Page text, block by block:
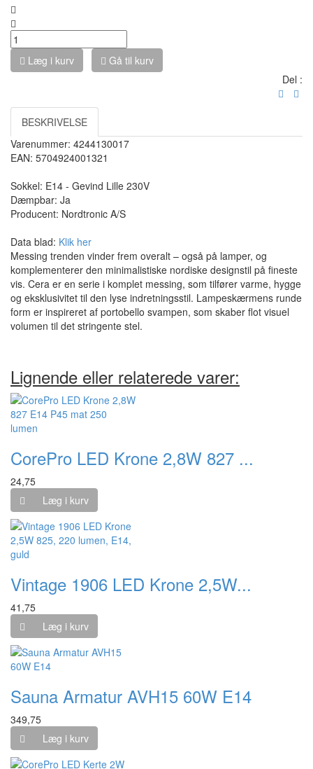
Læg i kurv
Gå til kurv
Del :
BESKRIVELSE
Varenummer: 4244130017
EAN: 5704924001321
Sokkel: E14 - Gevind Lille 230V
Dæmpbar: Ja
Producent: Nordtronic A/S
Data blad: Klik her
Messing trenden vinder frem overalt – også på lamper, og
komplementerer den minimalistiske nordiske designstil på fineste
vis. Cera er en serie i komplet messing, som tilfører varme, hygge
og eksklusivitet til den lyse indretningsstil. Lampeskærmens runde
form er inspireret af portobello svampen, som skaber flot visuel
volumen til det stringente stel.
Lignende eller relaterede varer:
CorePro LED Krone 2,8W 827 ...
24,75
Læg i kurv
Vintage 1906 LED Krone 2,5W...
41,75
Læg i kurv
Sauna Armatur AVH15 60W E14
349,75
Læg i kurv